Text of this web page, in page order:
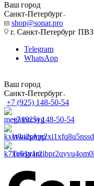
Ваш город
Санкт-Петербург
shop@sonar.pro
г. Санкт-Петербург
Telegram
WhatsApp
Ваш город
Санкт-Петербург
+7 (925) 148-50-54
+7 (925) 148-50-54
WhatsApp
Telegram